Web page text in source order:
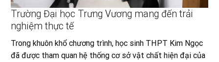
Trường Đại học Trưng Vương mang đến trải
nghiệm thực tế
Trong khuôn khổ chương trình, học sinh THPT Kim Ngọc
đã được tham quan hệ thống cơ sở vật chất hiện đại của